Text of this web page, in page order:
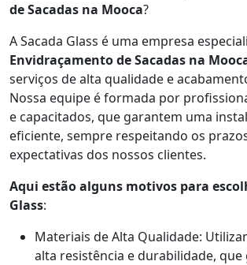
de Sacadas na Mooca?
A Sacada Glass é uma empresa
Envidraçamento de Sacadas na
serviços de alta qualidade e
Nossa equipe é formada por
e capacitados, que garantem uma
eficiente, sempre respeitando os
expectativas dos nossos clientes.
Aqui estão alguns motivos para
Glass:
Materiais de Alta Qualidade:
alta resistência e durabilidade,